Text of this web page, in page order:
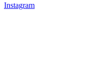
Instagram